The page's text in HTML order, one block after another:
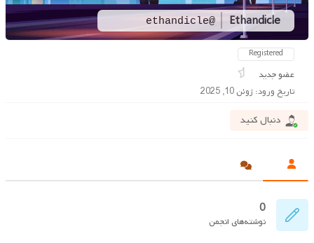
Ethandicle
@ethandicle
Registered
عضو جدید
تاریخ ورود: ژوئن 10, 2025
دنبال کنید
0
نوشته‌های انجمن